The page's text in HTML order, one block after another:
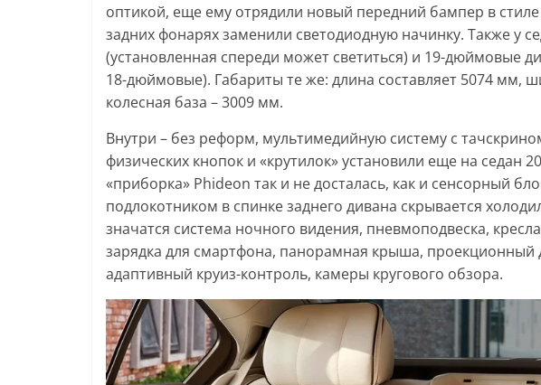
оптикой, еще ему отрядили новый передний бампер в
задних фонарях заменили светодиодную начинку. Также у
(установленная спереди может светиться) и 19-дюймовые
18-дюймовые). Габариты те же: длина составляет 5074 мм,
колесная база – 3009 мм.
Внутри – без реформ, мультимедийную систему с
физических кнопок и «крутилок» установили еще на седан
«приборка» Phideon так и не досталась, как и сенсорный
подлокотником в спинке заднего дивана скрывается
значатся система ночного видения, пневмоподвеска,
зарядка для смартфона, панорамная крыша, проекционный
адаптивный круиз-контроль, камеры кругового обзора.